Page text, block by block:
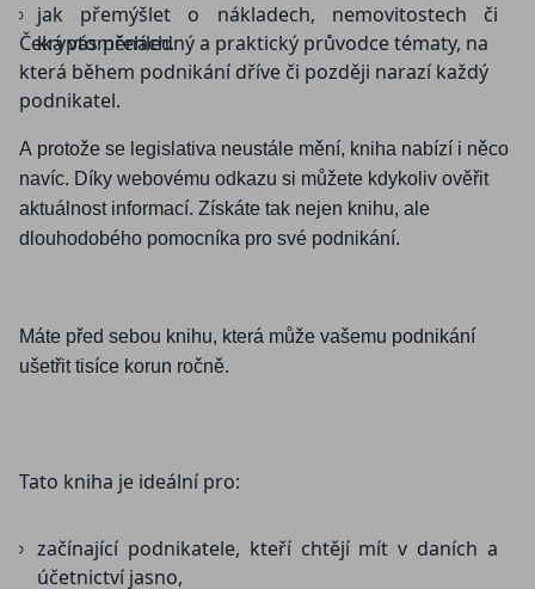
jak přemýšlet o nákladech, nemovitostech či
kryptoměnách.
Čeká vás přehledný a praktický průvodce tématy, na
která během podnikání dříve či později narazí každý
podnikatel.
A protože se legislativa neustále mění, kniha nabízí i něco
navíc. Díky webovému odkazu si můžete kdykoliv ověřit
aktuálnost informací. Získáte tak nejen knihu, ale
dlouhodobého pomocníka pro své podnikání.
Máte před sebou knihu, která může vašemu podnikání
ušetřit tisíce korun ročně.
Tato kniha je ideální pro:
začínající podnikatele, kteří chtějí mít v daních a
účetnictví jasno,